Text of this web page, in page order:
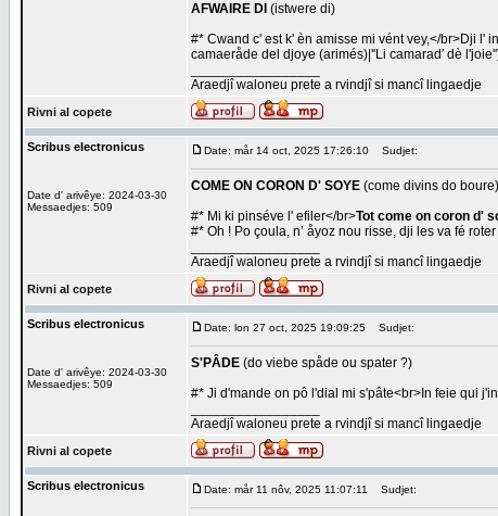
AFWAIRE DI (istwere di)
#* Cwand c' est k' èn amisse mi vént vey,</br>Dji l'
camaeråde del djoye (arimés)|''Li camarad′ dè
Araedjî waloneu prete a rvindjî si mancî lingaedje
Rivni al copete
Scribus electronicus
Date d' arivêye: 2024-03-30
Messaedjes: 509
Date: mår 14 oct, 2025 17:26:10 Sudjet:
COME ON CORON D' SOYE (come divins do boure)
#* Mi ki pinséve l' efiler</br>Tot come on coron d'
#* Oh ! Po çoula, n’ åyoz nou risse, dji les va fé roter
Araedjî waloneu prete a rvindjî si mancî lingaedje
Rivni al copete
Scribus electronicus
Date d' arivêye: 2024-03-30
Messaedjes: 509
Date: lon 27 oct, 2025 19:09:25 Sudjet:
S'PÂDE (do viebe spåde ou spater ?)
#* Ji d'mande on pô l'dial mi s'pâte<br>In feie qui
Araedjî waloneu prete a rvindjî si mancî lingaedje
Rivni al copete
Scribus electronicus Date: mår 11 nôv, 2025 11:07:11 Sudjet: